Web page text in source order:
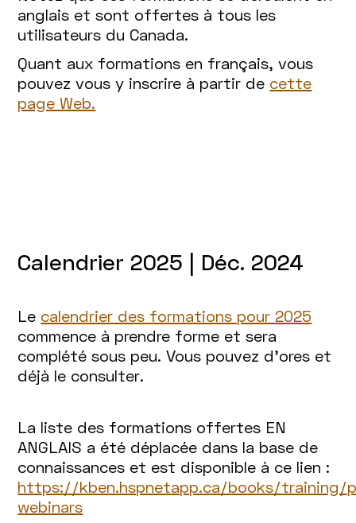
anglais et sont offertes à tous les
utilisateurs du Canada.
Quant aux formations en français, vous
pouvez vous y inscrire à partir de cette
page Web.
Calendrier 2025 | Déc. 2024
Le calendrier des formations pour 2025
commence à prendre forme et sera
complété sous peu. Vous pouvez d’ores et
déjà le consulter.
La liste des formations offertes EN
ANGLAIS a été déplacée dans la base de
connaissances et est disponible à ce lien :
https://kben.hspnetapp.ca/books/training/
webinars